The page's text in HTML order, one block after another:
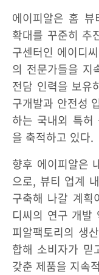
에이피알은 홈
확대를 꾸준히 추
구센터인 에이디
의 전문가들을 지
전담 인력을 보유
구개발과 안전성
하는 국내외 특허
을 축적하고 있다.
향후 에이피알은
으로, 뷰티 업계
구축해 나갈 계획
디씨의 연구 개발
피알팩토리의 생
합해 소비자가 믿
갖춘 제품을 지속